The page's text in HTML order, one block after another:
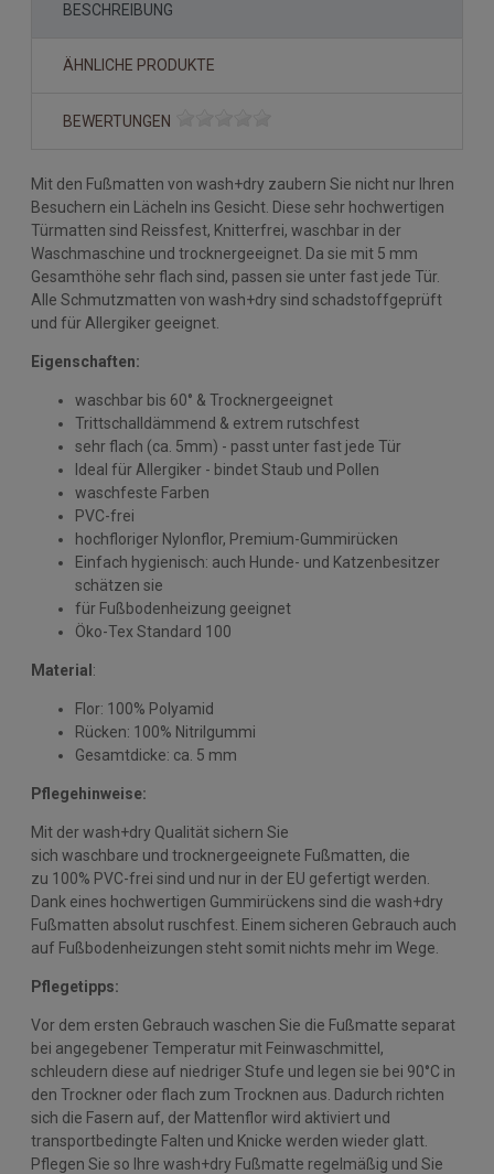
BESCHREIBUNG
ÄHNLICHE PRODUKTE
BEWERTUNGEN
Mit den Fußmatten von wash+dry zaubern Sie nicht nur Ihren
Besuchern ein Lächeln ins Gesicht. Diese sehr hochwertigen
Türmatten sind Reissfest, Knitterfrei, waschbar in der
Waschmaschine und trocknergeeignet. Da sie mit 5 mm
Gesamthöhe sehr flach sind, passen sie unter fast jede Tür.
Alle Schmutzmatten von wash+dry sind schadstoffgeprüft
und für Allergiker geeignet.
Eigenschaften:
waschbar bis 60° & Trocknergeeignet
Trittschalldämmend & extrem rutschfest
sehr flach (ca. 5mm) - passt unter fast jede Tür
Ideal für Allergiker - bindet Staub und Pollen
waschfeste Farben
PVC-frei
hochfloriger Nylonflor, Premium-Gummirücken
Einfach hygienisch: auch Hunde- und Katzenbesitzer
schätzen sie
für Fußbodenheizung geeignet
Öko-Tex Standard 100
Material :
Flor: 100% Polyamid
Rücken: 100% Nitrilgummi
Gesamtdicke: ca. 5 mm
Pflegehinweise:
Mit der wash+dry Qualität sichern Sie
sich waschbare und trocknergeeignete Fußmatten, die
zu 100% PVC-frei sind und nur in der EU gefertigt werden.
Dank eines hochwertigen Gummirückens sind die wash+dry
Fußmatten absolut ruschfest. Einem sicheren Gebrauch auch
auf Fußbodenheizungen steht somit nichts mehr im Wege.
Pflegetipps:
Vor dem ersten Gebrauch waschen Sie die Fußmatte separat
bei angegebener Temperatur mit Feinwaschmittel,
schleudern diese auf niedriger Stufe und legen sie bei 90°C in
den Trockner oder flach zum Trocknen aus. Dadurch richten
sich die Fasern auf, der Mattenflor wird aktiviert und
transportbedingte Falten und Knicke werden wieder glatt.
Pflegen Sie so Ihre wash+dry Fußmatte regelmäßig und Sie